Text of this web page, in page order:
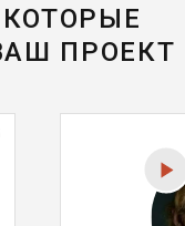
ПРОЕКТ